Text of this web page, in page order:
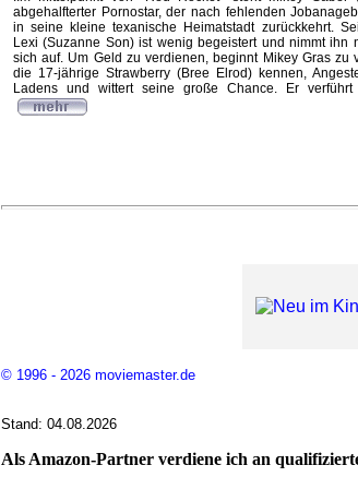
abgehalfterter Pornostar, der nach fehlenden
in seine kleine texanische Heimatstadt zurückkehrt.
Lexi (Suzanne Son) ist wenig begeistert und nimmt ihn
sich auf. Um Geld zu verdienen, beginnt Mikey Gras zu
die 17-jährige Strawberry (Bree Elrod) kennen,
Ladens und wittert seine große Chance. Er
© 1996 - 2026 moviemaster.de
Stand: 04.08.2026
Als Amazon-Partner verdiene ich an